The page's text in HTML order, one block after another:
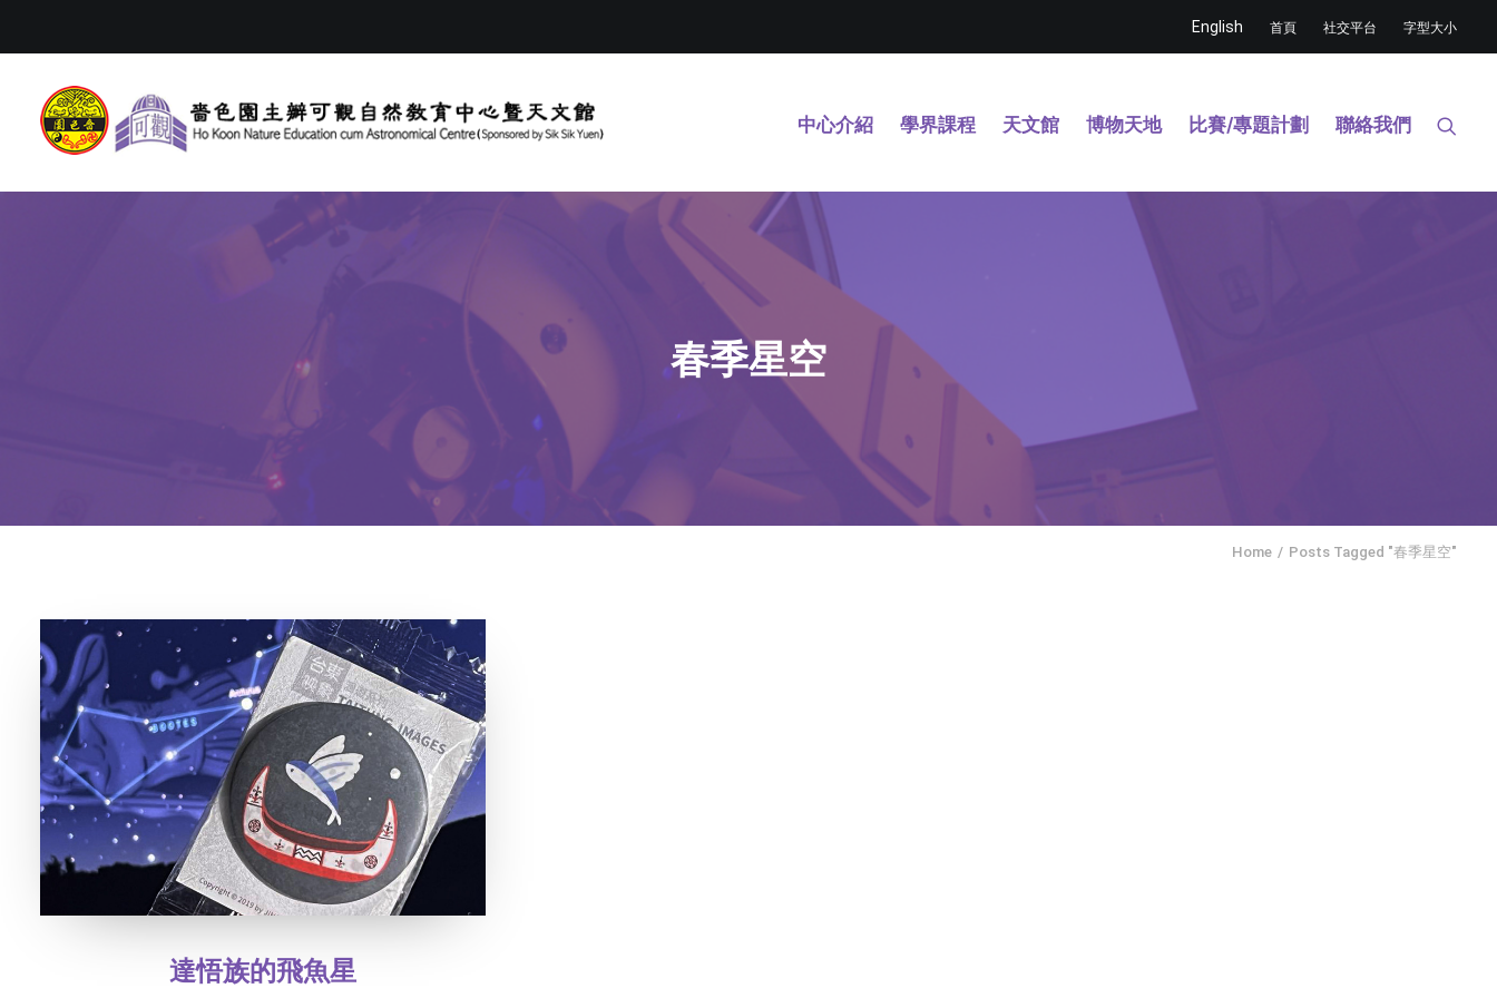
English 首頁 社交平台 字型大小
中心介紹 學界課程 天文館 博物天地 比賽/專題計劃 聯絡我們
春季星空
Home Posts Tagged "春季星空"
達悟族的飛魚星